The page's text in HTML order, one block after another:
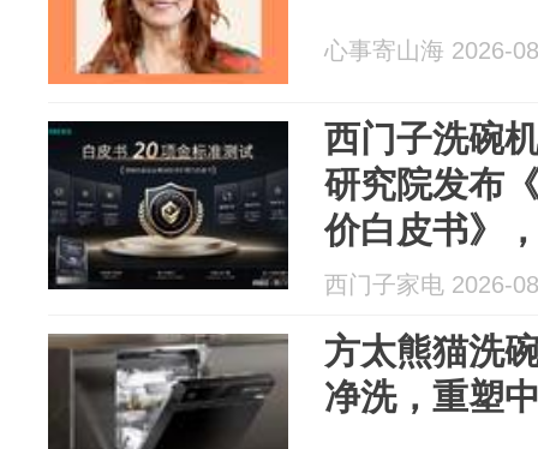
心事寄山海 2026-
西门子洗碗
研究院发布
价白皮书》
构行业价值
西门子家电 2026-
方太熊猫洗
净洗，重塑